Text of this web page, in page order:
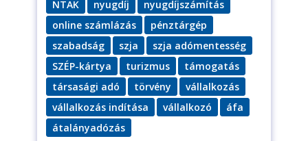
NTAK
nyugdíj
nyugdíjszámítás
online számlázás
pénztárgép
szabadság
szja
szja adómentesség
SZÉP-kártya
turizmus
támogatás
társasági adó
törvény
vállalkozás
vállalkozás indítása
vállalkozó
áfa
átalányadózás